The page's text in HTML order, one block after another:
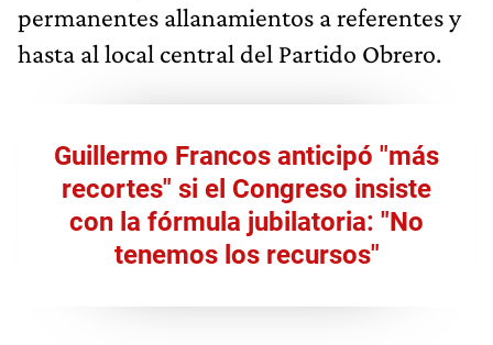
permanentes allanamientos a referentes y
hasta al local central del Partido Obrero.
Guillermo Francos anticipó "más
recortes" si el Congreso insiste
con la fórmula jubilatoria: "No
tenemos los recursos"